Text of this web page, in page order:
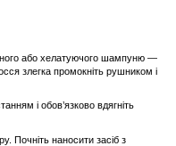
або хелатуючого шампуню —
злегка промокніть рушником і
і обов’язково вдягніть
Почніть наносити засіб з